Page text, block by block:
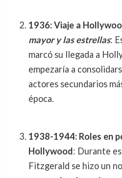
1936: Viaje a
mayor y las estrellas:
marcó su llegada a
empezaría a
actores secundarios
época.
1938-1944: Roles en
Hollywood: Durante
Fitzgerald se hizo un